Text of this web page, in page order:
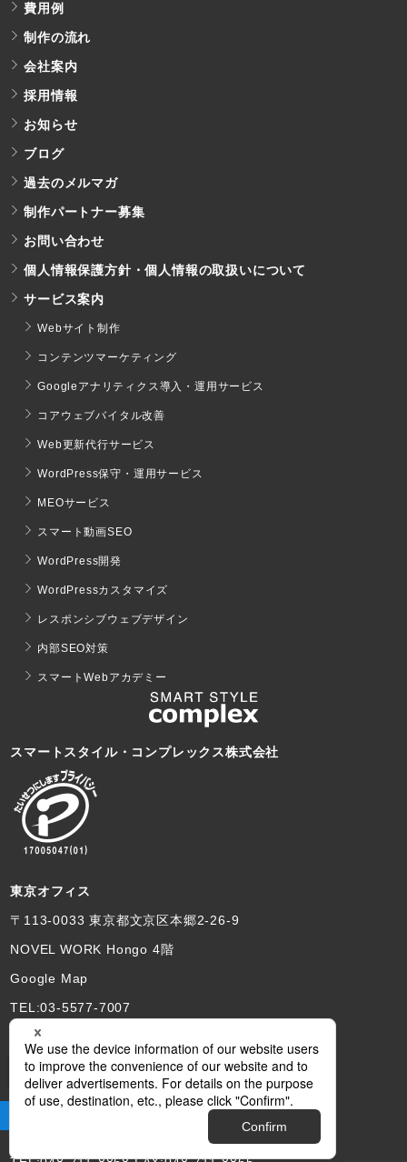
サイト閲覧をサポートします
費用例
制作の流れ
会社案内
採用情報
お知らせ
ブログ
過去のメルマガ
制作パートナー募集
お問い合わせ
個人情報保護方針・個人情報の取扱いについて
サービス案内
Webサイト制作
コンテンツマーケティング
Googleアナリティクス導入・運用サービス
コアウェブバイタル改善
Web更新代行サービス
WordPress保守・運用サービス
MEOサービス
スマート動画SEO
WordPress開発
WordPressカスタマイズ
レスポンシブウェブデザイン
内部SEO対策
スマートWebアカデミー
スマートスタイル・コンプレックス株式会社
東京オフィス
〒113-0033 東京都文京区本郷2-26-9
NOVEL WORK Hongo 4階
Google Map
TEL:03-5577-7007
埼玉本社
〒330-0063 さいたま市浦和区高砂2-12-12
あづまビル3FB